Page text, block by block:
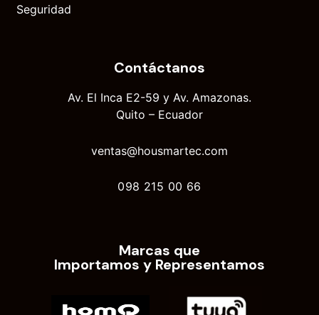
Seguridad
Contáctanos
Av. El Inca E2-59 y Av. Amazonas.
Quito – Ecuador
ventas@housmartec.com
098 215 00 66
Marcas que
Importamos y Representamos